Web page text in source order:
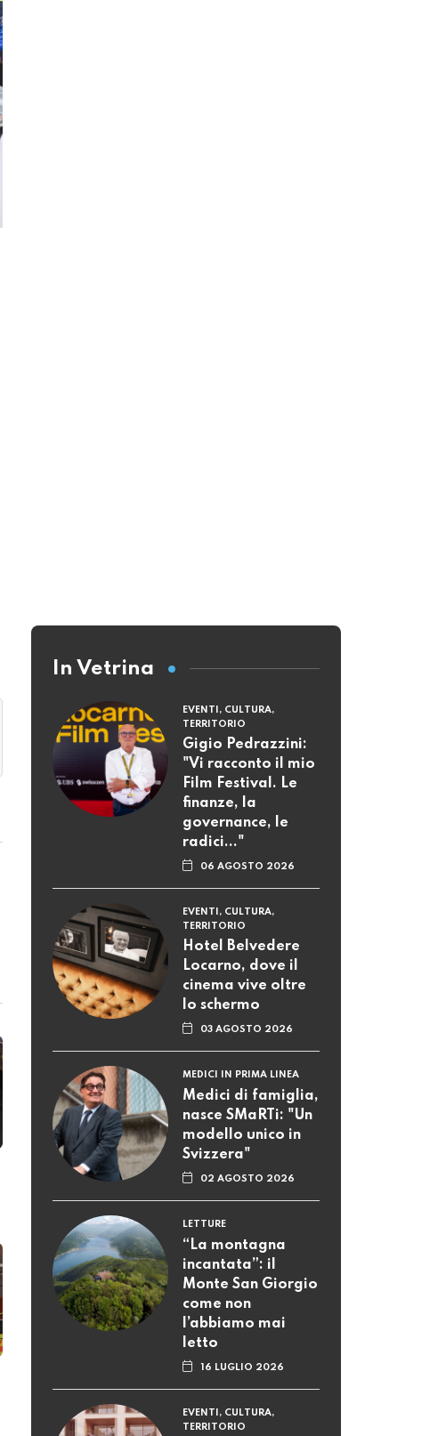
In Vetrina
EVENTI, CULTURA,
TERRITORIO
Gigio Pedrazzini:
"Vi racconto il mio
Film Festival. Le
finanze, la
governance, le
radici..."
06 AGOSTO 2026
EVENTI, CULTURA,
TERRITORIO
Hotel Belvedere
Locarno, dove il
cinema vive oltre
lo schermo
03 AGOSTO 2026
MEDICI IN PRIMA LINEA
Medici di famiglia,
nasce SMaRTi: "Un
modello unico in
Svizzera"
02 AGOSTO 2026
LETTURE
“La montagna
incantata”: il
Monte San Giorgio
come non
l’abbiamo mai
letto
16 LUGLIO 2026
EVENTI, CULTURA,
TERRITORIO